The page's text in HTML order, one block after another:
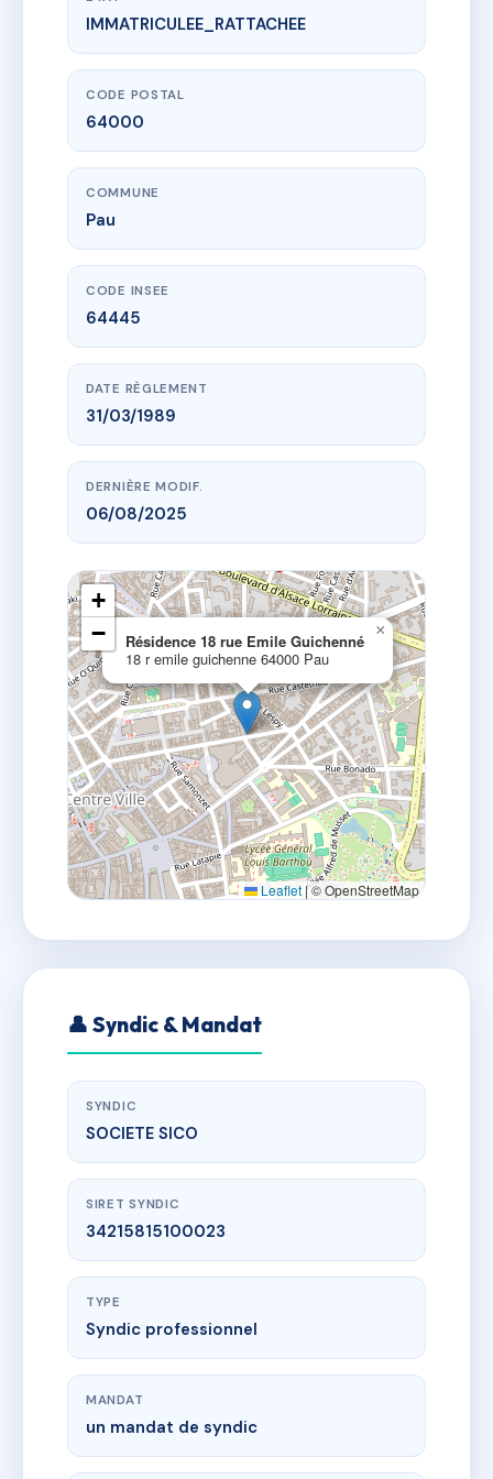
www.vme.plus/AE4506689
Résidence 18 rue Emile Guichenné
18 r emile guichenne
IMMATRICULEE_RATTACHEE
CODE POSTAL
64000
COMMUNE
Pau
CODE INSEE
64445
DATE RÈGLEMENT
31/03/1989
DERNIÈRE MODIF.
06/08/2025
Résidence 18 rue Emile Guichenné
18 r emile guichenne 64000 Pau
×
+
−
Leaflet |© OpenStreetMap
👤 Syndic & Mandat
SYNDIC
SOCIETE SICO
SIRET SYNDIC
34215815100023
TYPE
Syndic professionnel
MANDAT
un mandat de syndic